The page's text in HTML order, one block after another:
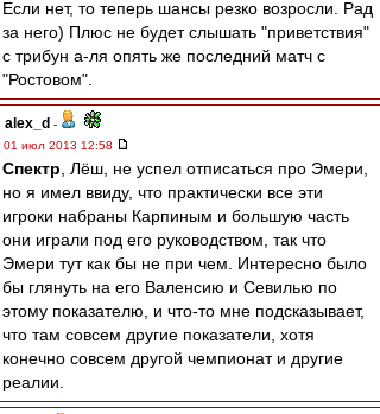
Если нет, то теперь шансы резко возросли. Рад
за него) Плюс не будет слышать "приветствия"
с трибун а-ля опять же последний матч с
"Ростовом".
alex_d -
01 июл 2013 12:58
Спектр , Лёш, не успел отписаться про Эмери,
но я имел ввиду, что практически все эти
игроки набраны Карпиным и большую часть
они играли под его руководством, так что
Эмери тут как бы не при чем. Интересно было
бы глянуть на его Валенсию и Севилью по
этому показателю, и что-то мне подсказывает,
что там совсем другие показатели, хотя
конечно совсем другой чемпионат и другие
реалии.